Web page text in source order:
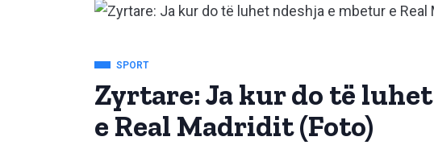
SPORT
Zyrtare: Ja kur do të
e Real Madridit (Foto)